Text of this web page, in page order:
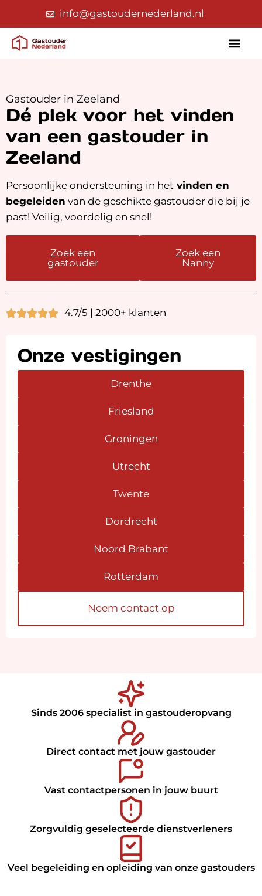
info@gastoudernederland.nl
Gastouder in Zeeland
Dé plek voor het vinden
van een gastouder in
Zeeland
Persoonlijke ondersteuning in het vinden en
begeleiden van de geschikte gastouder die bij je
past! Veilig, voordelig en snel!
Zoek een
gastouder
Zoek een
Nanny
4.7/5 | 2000+ klanten
Onze vestigingen
Drenthe
Friesland
Groningen
Utrecht
Twente
Dordrecht
Noord Brabant
Rotterdam
Neem contact op
Sinds 2006 specialist in gastouderopvang
Direct contact met jouw gastouder
Vast contactpersonen in jouw buurt
Zorgvuldig geselecteerde dienstverleners
Veel begeleiding en opleiding van onze gastouders